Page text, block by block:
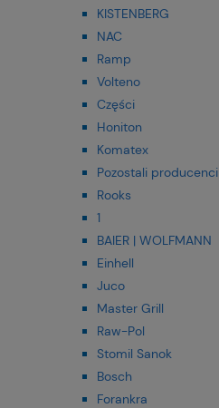
KISTENBERG
NAC
Ramp
Volteno
Części
Honiton
Komatex
Pozostali producenci
Rooks
1
BAIER | WOLFMANN
Einhell
Juco
Master Grill
Raw-Pol
Stomil Sanok
Bosch
Forankra